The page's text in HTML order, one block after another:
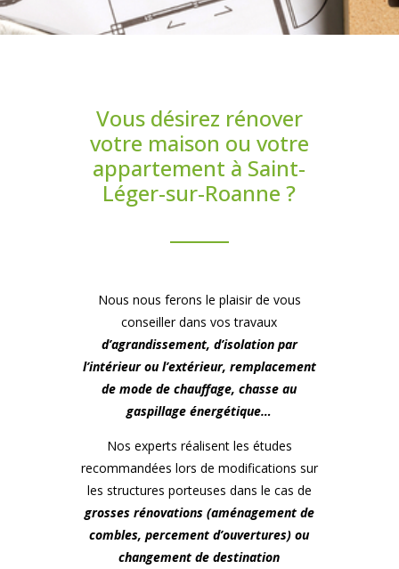
Vous désirez rénover
votre maison ou votre
appartement à Saint-
Léger-sur-Roanne ?
Nous nous ferons le plaisir de vous
conseiller dans vos travaux
d’agrandissement, d’isolation par
l’intérieur ou l’extérieur, remplacement
de mode de chauffage, chasse au
gaspillage énergétique…
Nos experts réalisent les études
recommandées lors de modifications sur
les structures porteuses dans le cas de
grosses rénovations (aménagement de
combles, percement d’ouvertures) ou
changement de destination